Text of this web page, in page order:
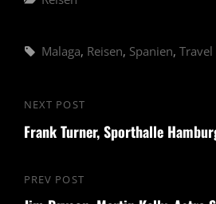
Tags,
Malaga, Reisen, Spanien, Travel
Beitragsnavigation
Previous
PREV POST
Next
Post
NEXT POST
Frank Turner, Sporthalle